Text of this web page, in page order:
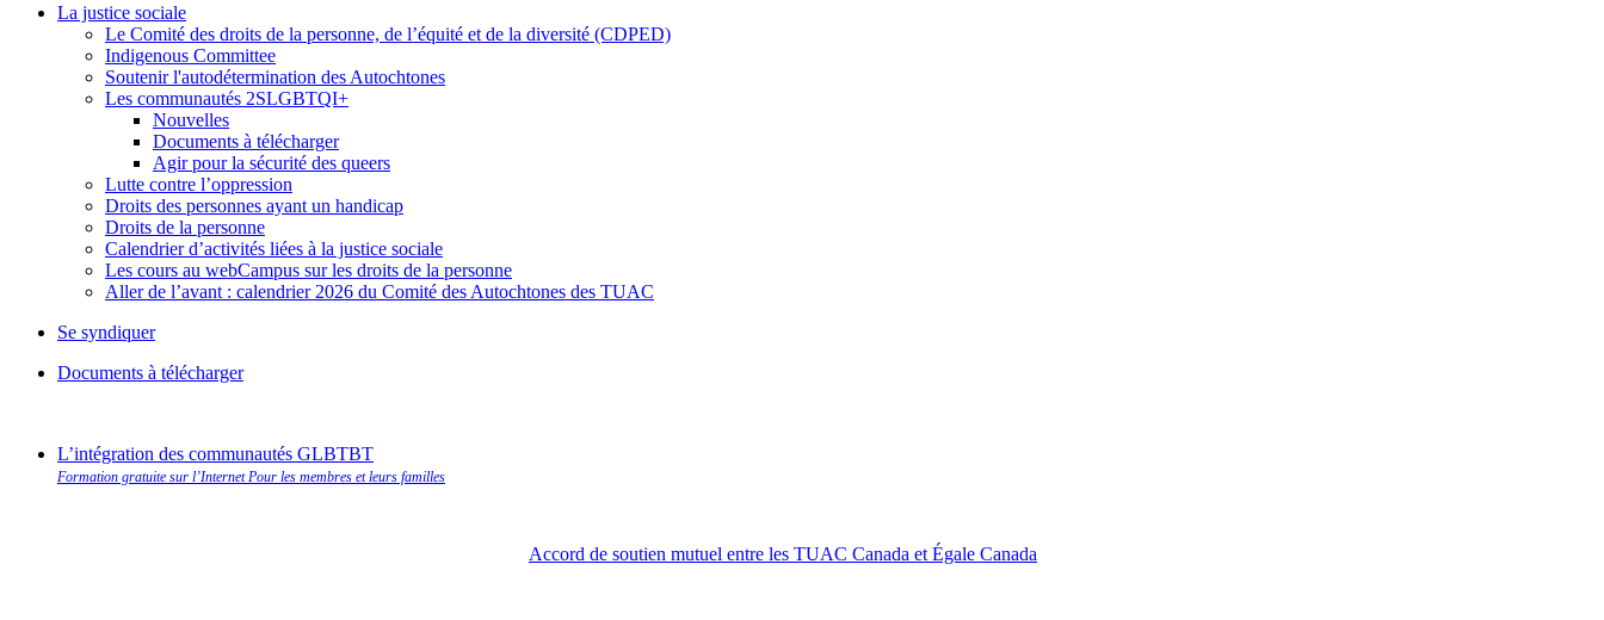
La justice sociale
Le Comité des droits de la personne, de l’équité et de la diversité (CDPED)
Indigenous Committee
Soutenir l'autodétermination des Autochtones
Les communautés 2SLGBTQI+
Nouvelles
Documents à télécharger
Agir pour la sécurité des queers
Lutte contre l’oppression
Droits des personnes ayant un handicap
Droits de la personne
Calendrier d’activités liées à la justice sociale
Les cours au webCampus sur les droits de la personne
Aller de l’avant : calendrier 2026 du Comité des Autochtones des TUAC
Se syndiquer
Documents à télécharger
L’intégration des communautés GLBTBT
Formation gratuite sur l’Internet Pour les membres et leurs familles
Accord de soutien mutuel entre les TUAC Canada et Égale Canada